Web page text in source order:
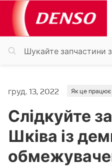
груд. 13, 2022 Як це працює
Слідкуйте
Шківа із